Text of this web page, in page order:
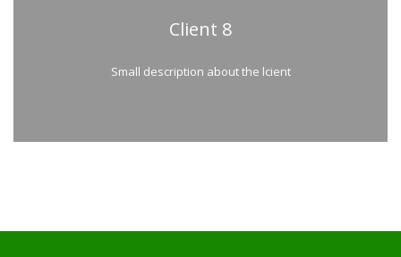
Client 8
Small description about the lcient